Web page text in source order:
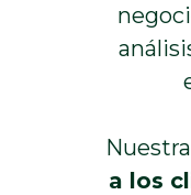
a los